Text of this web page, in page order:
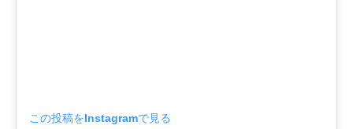
この投稿をInstagramで見る